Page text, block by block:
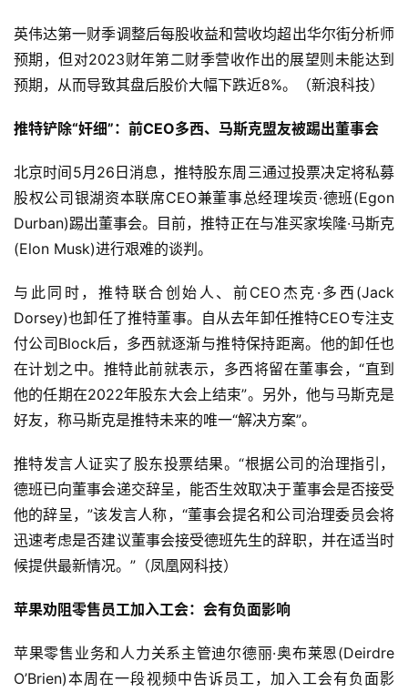
英伟达第一财季调整后每股收益和营收均超出华尔街分析师
预期，但对2023财年第二财季营收作出的展望则未能达到
预期，从而导致其盘后股价大幅下跌近8%。（新浪科技）
推特铲除“奸细”：前CEO多西、马斯克盟友被踢出董事会
北京时间5月26日消息，推特股东周三通过投票决定将私募
股权公司银湖资本联席CEO兼董事总经理埃贡·德班(Egon
Durban)踢出董事会。目前，推特正在与准买家埃隆·马斯克
(Elon Musk)进行艰难的谈判。
与此同时，推特联合创始人、前CEO杰克·多西(Jack
Dorsey)也卸任了推特董事。自从去年卸任推特CEO专注支
付公司Block后，多西就逐渐与推特保持距离。他的卸任也
在计划之中。推特此前就表示，多西将留在董事会，“直到
他的任期在2022年股东大会上结束”。另外，他与马斯克是
好友，称马斯克是推特未来的唯一“解决方案”。
推特发言人证实了股东投票结果。“根据公司的治理指引，
德班已向董事会递交辞呈，能否生效取决于董事会是否接受
他的辞呈，”该发言人称，“董事会提名和公司治理委员会将
迅速考虑是否建议董事会接受德班先生的辞职，并在适当时
候提供最新情况。”（凤凰网科技）
苹果劝阻零售员工加入工会：会有负面影响
苹果零售业务和人力关系主管迪尔德丽·奥布莱恩(Deirdre
O’Brien)本周在一段视频中告诉员工，加入工会有负面影